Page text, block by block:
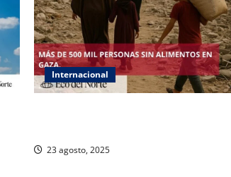
Internacional
23 agosto, 2025